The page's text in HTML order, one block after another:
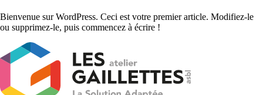
Bienvenue sur WordPress. Ceci est votre premier article. Modifiez-le
ou supprimez-le, puis commencez à écrire !